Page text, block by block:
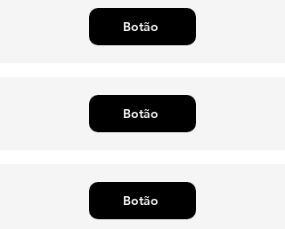
Botão
Botão
Botão